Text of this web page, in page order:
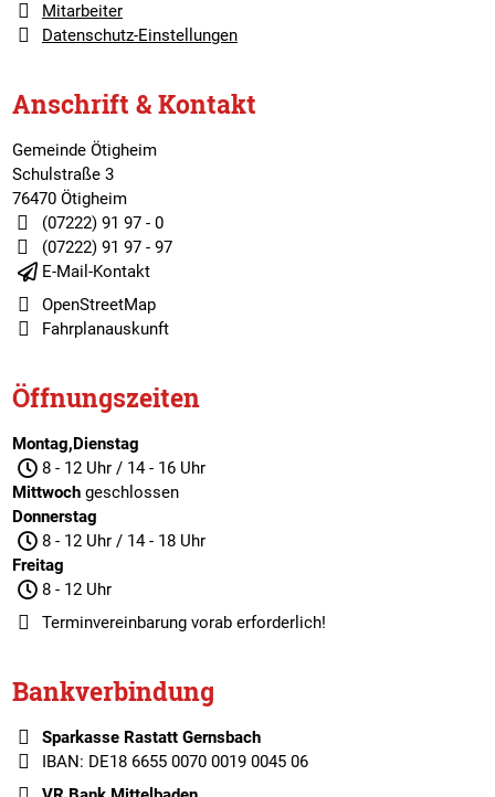
Mitarbeiter
Datenschutz-Einstellungen
Anschrift & Kontakt
Gemeinde Ötigheim
Schulstraße 3
76470 Ötigheim
(07222) 91 97 - 0
(07222) 91 97 - 97
E-Mail-Kontakt
OpenStreetMap
Fahrplanauskunft
Öffnungszeiten
Montag,Dienstag
8 - 12 Uhr / 14 - 16 Uhr
Mittwochgeschlossen
Donnerstag
8 - 12 Uhr / 14 - 18 Uhr
Freitag
8 - 12 Uhr
Terminvereinbarungvorab erforderlich!
Bankverbindung
Sparkasse Rastatt Gernsbach
IBAN: DE18 6655 0070 0019 0045 06